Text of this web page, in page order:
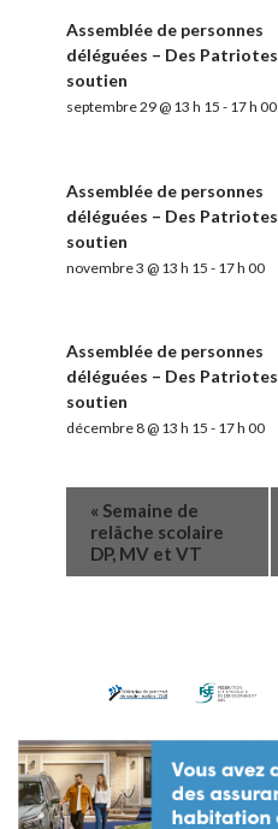
Assemblée de personnes
déléguées – Des Patriotes
soutien
septembre 29 @ 13 h 15 - 17 h 00
Assemblée de personnes
déléguées – Des Patriotes
soutien
novembre 3 @ 13 h 15 - 17 h 00
Assemblée de personnes
déléguées – Des Patriotes
soutien
décembre 8 @ 13 h 15 - 17 h 00
« Semaine de
relâche scolaire
DP, MV et VT